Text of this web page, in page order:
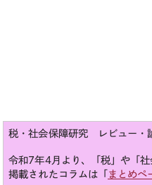
税・社会保障研究 レビュー・
令和7年4月より、「税」や「
掲載されたコラムは「 まとめペ